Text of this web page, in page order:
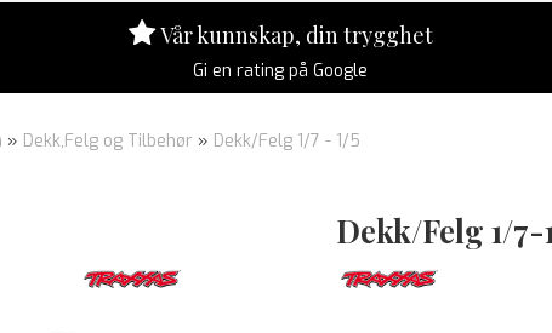
Vår kunnskap, din trygghet
Gi en rating på Google
» Dekk,Felg og Tilbehør » Dekk/Felg 1/7 - 1/5
Dekk/Felg 1/7-